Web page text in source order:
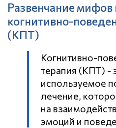
Развенчание мифов
когнитивно-
(КПТ)
Когнитивно-
терапия (КПТ) -
используемое
лечение,
на
эмоций и